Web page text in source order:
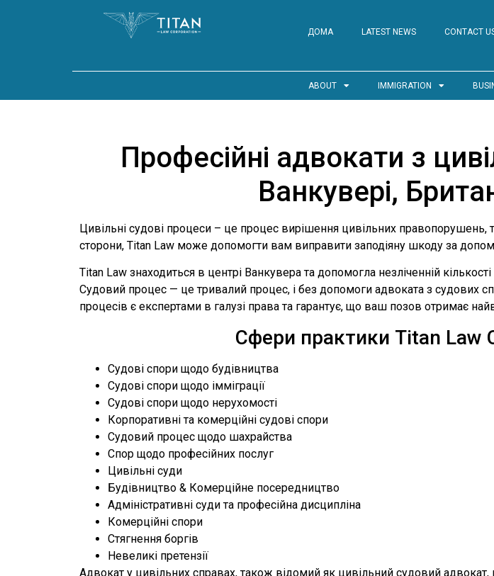
ДОМА LATEST NEWS CONTACT
ABOUT IMMIGRATION
Професійні адвокати з
Ванкувері,
Цивільні судові процеси – це процес вирішення цивільних правопорушень,
сторони, Titan Law може допомогти вам виправити заподіяну шкоду за
Titan Law знаходиться в центрі Ванкувера та допомогла незліченній
Судовий процес — це тривалий процес, і без допомоги адвоката з судових
процесів є експертами в галузі права та гарантує, що ваш позов отримає
Сфери практики Titan
Судові спори щодо будівництва
Судові спори щодо імміграції
Судові спори щодо нерухомості
Корпоративні та комерційні судові спори
Судовий процес щодо шахрайства
Спор щодо професійних послуг
Цивільні суди
Будівництво & Комерційне посередництво
Адміністративні суди та професійна дисципліна
Комерційні спори
Стягнення боргів
Невеликі претензії
Адвокат у цивільних справах, також відомий як цивільний судовий адвокат,